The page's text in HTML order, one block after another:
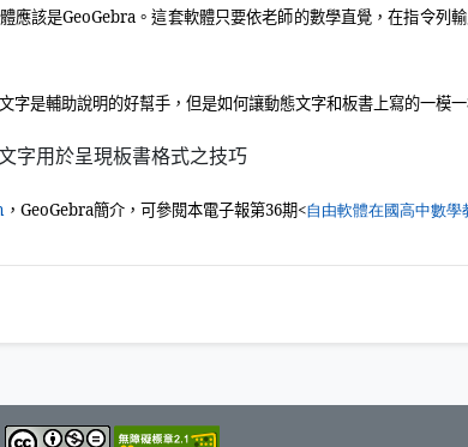
應該是GeoGebra 。這套軟體只要依老師的數學直覺，在指令列
字是輔助說明的好幫手，但是如何讓動態文字和板書上寫的一模一
（另開新視窗）
，GeoGebra簡介，可參閱本電子報第36期<自由軟體在國高中數學